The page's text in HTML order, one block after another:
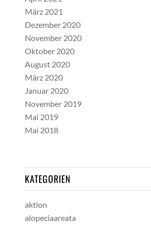
März 2021
Dezember 2020
November 2020
Oktober 2020
August 2020
März 2020
Januar 2020
November 2019
Mai 2019
Mai 2018
KATEGORIEN
aktion
alopeciaareata